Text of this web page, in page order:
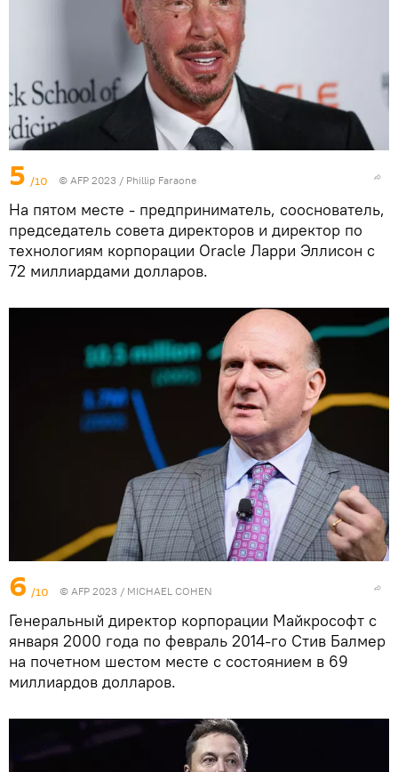
5 /10 © AFP 2023 / Phillip Faraone
На пятом месте - предприниматель, сооснователь,
председатель совета директоров и директор по
технологиям корпорации Oracle Ларри Эллисон с
72 миллиардами долларов.
6 /10 © AFP 2023 / MICHAEL COHEN
Генеральный директор корпорации Майкрософт с
января 2000 года по февраль 2014-го Стив Балмер
на почетном шестом месте с состоянием в 69
миллиардов долларов.